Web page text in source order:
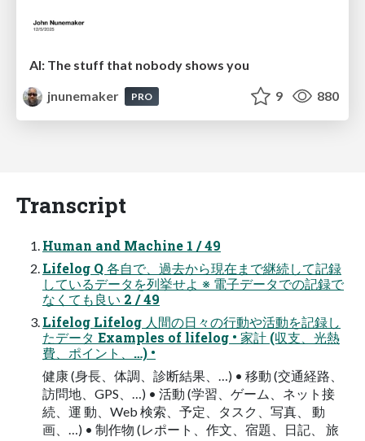
AI: The stuff that nobody shows you
jnunemaker
PRO 9 880
Transcript
Human and Machine 1 / 49
Lifelog Q 各自で、過去から現在まで継続して記録
しているデータを列挙せよ ※ 電子データでの記録で
なくても良い 2 / 49
Lifelog Lifelog 人間の日々の行動や活動を記録し
たデータ Examples of lifelog • 家計 (収支、光熱
費、ポイント、…) •
健康 (身長、体調、診断結果、…) • 移動 (交通経路、
訪問地、GPS、…) • 活動 (学習、ゲーム、ネット接
続、運 動、Web 検索、予定、タスク、写真、 動
画、…) • 制作物 (レポート、作文、宿題、日記、 旅